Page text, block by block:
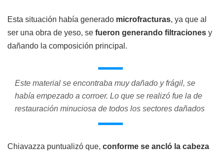
Esta situación había generado microfracturas, ya que al
ser una obra de yeso, se fueron generando filtraciones y
dañando la composición principal.
Este material se encontraba muy dañado y frágil, se
había empezado a corroer. Lo que se realizó fue la de
restauración minuciosa de todos los sectores dañados
Chiavazza puntualizó que, conforme se ancló la cabeza